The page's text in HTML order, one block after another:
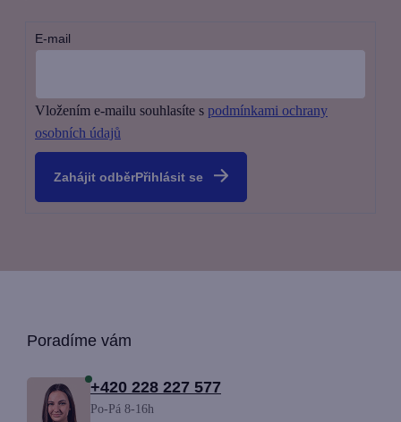
E-mail
Vložením e-mailu souhlasíte s podmínkami ochrany
osobních údajů
Přihlásit se
Poradíme vám
+420 228 227 577
Po-Pá 8-16h